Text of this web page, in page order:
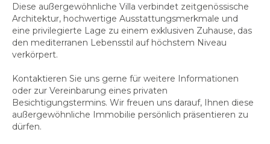
Diese außergewöhnliche Villa verbindet zeitgenössische
Architektur, hochwertige Ausstattungsmerkmale und
eine privilegierte Lage zu einem exklusiven Zuhause, das
den mediterranen Lebensstil auf höchstem Niveau
verkörpert.
Kontaktieren Sie uns gerne für weitere Informationen
oder zur Vereinbarung eines privaten
Besichtigungstermins. Wir freuen uns darauf, Ihnen diese
außergewöhnliche Immobilie persönlich präsentieren zu
dürfen.